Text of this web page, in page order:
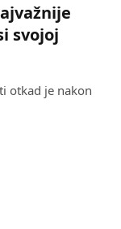
svojoj
otkad je nakon